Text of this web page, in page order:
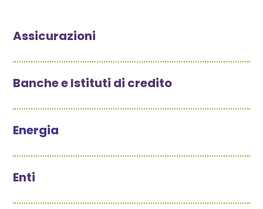
Assicurazioni
Banche e Istituti di credito
Energia
Enti